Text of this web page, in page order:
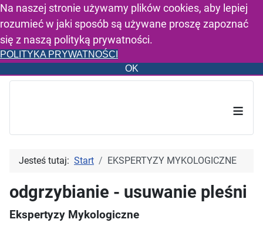
Na naszej stronie używamy plików cookies, aby lepiej
rozumieć w jaki sposób są używane proszę zapoznać
się z naszą polityką prywatności.
POLITYKA PRYWATNOŚCI
OK
≡
Jesteś tutaj: Start EKSPERTYZY MYKOLOGICZNE
odgrzybianie - usuwanie pleśni
Ekspertyzy Mykologiczne